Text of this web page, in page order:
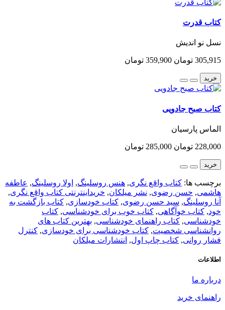
کتاب قدرت
نسل نو اندیش
305,915 تومان 359,900 تومان
خرید
کتاب صبح جادویی
الماس پارسیان
228,000 تومان 285,000 تومان
خرید
برچسب ها: کتاب واقع نگری, هنس روسلینگ, اولا روسلینگ, عاطفه
هاشمی, حسن رضوی, نشر میلکان, خریداینترنتی کتاب واقع نگری,
آنا روسلینگ, سید حسن رضوی, کتاب خودسازی, کتاب بازگشت به
خود, کتاب خوآگاهی, کتاب خوب برای خودشناسی, کتاب
خودشناسی, کتاب راهنمای خودشناسی, بهترین کتاب های
روانشناسی شخصیت, کتاب خودشناسی برای خودسازی, کنترل
فشار روانی, کتاب چاپ اول, انتشارات میلکان
اطلاعات
درباره ما
راهنمای خرید